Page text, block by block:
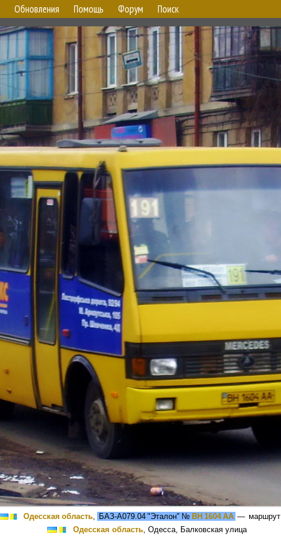
Обновления Помощь Форум Поиск
Одесская область, БАЗ-А079.04 "Эталон" № BH 1604 AA — маршрут
Одесская область, Одесса, Балковская улица